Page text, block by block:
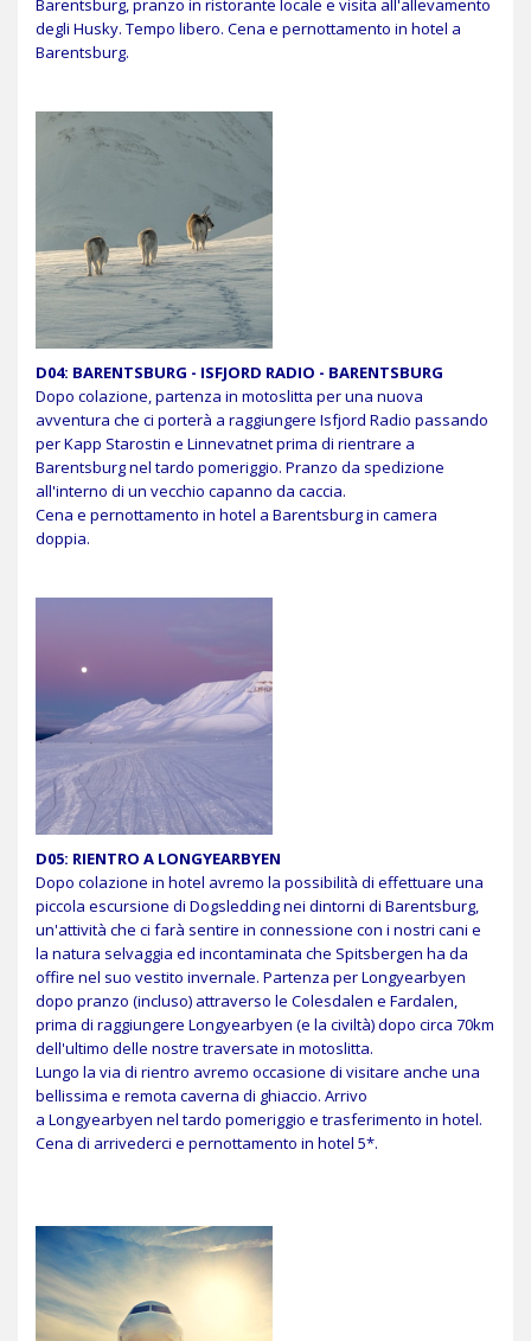
Barentsburg, pranzo in ristorante locale e visita all'allevamento
degli Husky. Tempo libero. Cena e pernottamento in hotel a
Barentsburg.
D04: BARENTSBURG - ISFJORD RADIO - BARENTSBURG
Dopo colazione, partenza in motoslitta per una nuova
avventura che ci porterà a raggiungere Isfjord Radio passando
per Kapp Starostin e Linnevatnet prima di rientrare a
Barentsburg nel tardo pomeriggio. Pranzo da spedizione
all'interno di un vecchio capanno da caccia.
Cena e pernottamento in hotel a Barentsburg in camera
doppia.
D05: RIENTRO A LONGYEARBYEN
Dopo colazione in hotel avremo la possibilità di effettuare una
piccola escursione di Dogsledding nei dintorni di Barentsburg,
un'attività che ci farà sentire in connessione con i nostri cani e
la natura selvaggia ed incontaminata che Spitsbergen ha da
offire nel suo vestito invernale. Partenza per Longyearbyen
dopo pranzo (incluso) attraverso le Colesdalen e Fardalen,
prima di raggiungere Longyearbyen (e la civiltà) dopo circa 70km
dell'ultimo delle nostre traversate in motoslitta.
Lungo la via di rientro avremo occasione di visitare anche una
bellissima e remota caverna di ghiaccio. Arrivo
a Longyearbyen nel tardo pomeriggio e trasferimento in hotel.
Cena di arrivederci e pernottamento in hotel 5*.